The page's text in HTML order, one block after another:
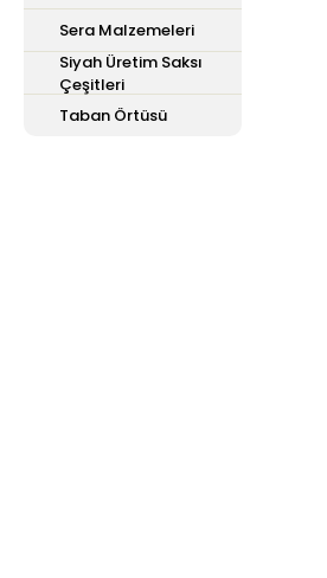
Sera Malzemeleri
Siyah Üretim Saksı
Çeşitleri
Taban Örtüsü